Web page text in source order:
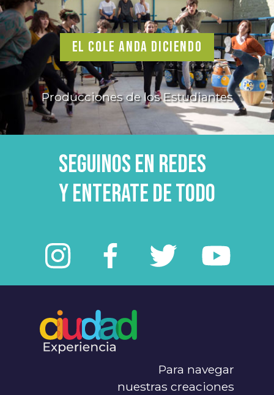
EL COLE ANDA DICIENDO
Producciones de los Estudiantes
Seguinos en redes
y enterate de todo
Para navegar
nuestras creaciones